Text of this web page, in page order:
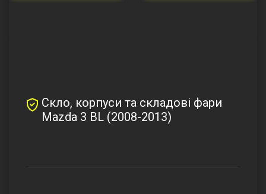
Скло, корпуси та складові фари
Mazda 3 BL (2008-2013)